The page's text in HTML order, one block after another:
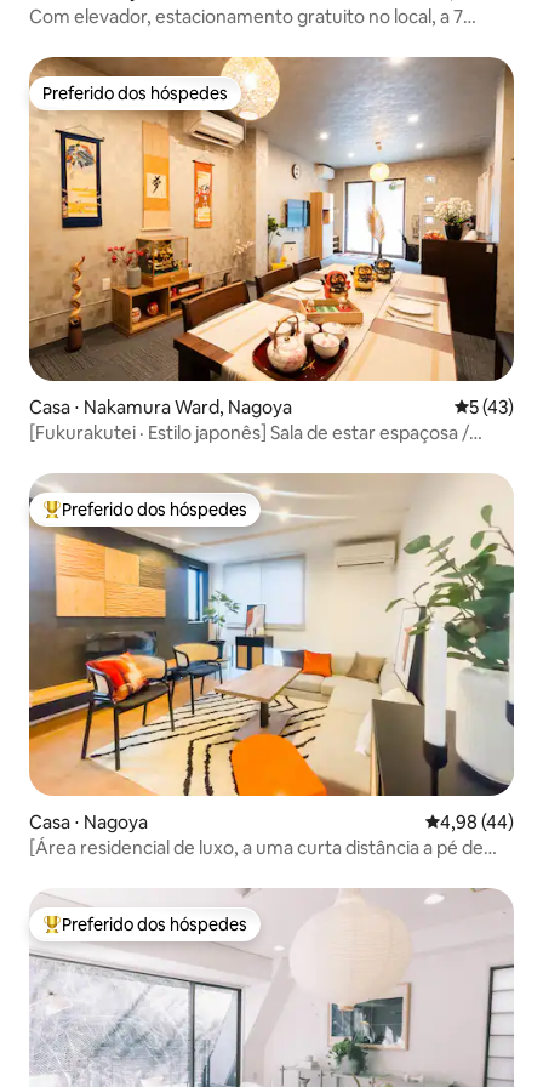
Com elevador, estacionamento gratuito no local, a 7
Preferido dos hóspedes
Preferido dos hóspedes
Casa ⋅ Nakamura Ward, Nagoya 5 de uma
5 (43)
[Fukurakutei · Estilo japonês] Sala de estar espaçosa /
estacionamento gratuito / ideal para famílias e grupos /
banheiros em todos os andares
Entre os melhores preferidos dos hóspedes
Preferido dos hóspedes
Casa ⋅ Nagoya 4,98 de uma
4,98 (44)
[Área residencial de luxo, a uma curta distância a pé de
quartos, sala e cozinha, recém-construída
Entre os melhores preferidos dos hóspedes
Preferido dos hóspedes